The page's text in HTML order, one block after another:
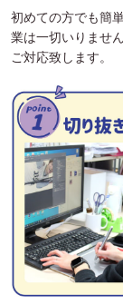
初めての方でも簡
業は一切いりませ
ご対応致します。